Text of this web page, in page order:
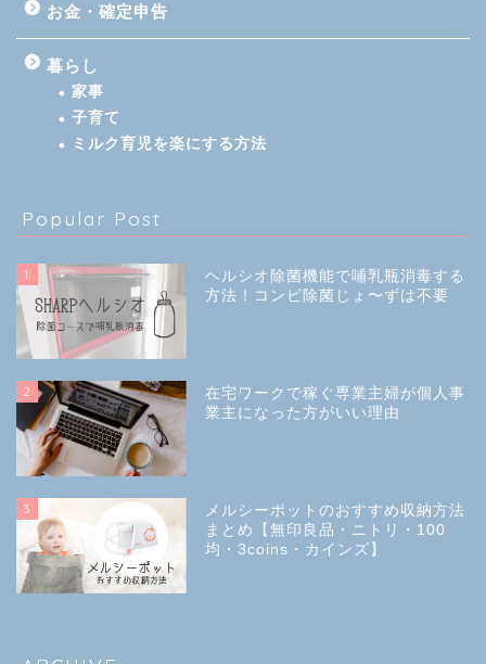
お金・確定申告
暮らし
家事
子育て
ミルク育児を楽にする方法
Popular Post
1
ヘルシオ除菌機能で哺乳瓶消毒する
方法！コンビ除菌じょ〜ずは不要
2
在宅ワークで稼ぐ専業主婦が個人事
業主になった方がいい理由
3
メルシーポットのおすすめ収納方法
まとめ【無印良品・ニトリ・100
均・3coins・カインズ】